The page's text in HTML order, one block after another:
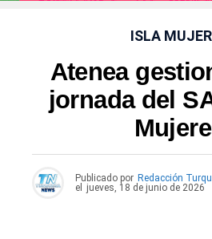
ISLA
Atenea
jornada del
Publicado por Redacción
el
jueves, 18 de junio de 2026